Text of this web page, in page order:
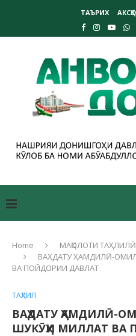
ТАЪРИХ
Home МАҚОЛОТИ
ВАҲДАТУ ҲАМДИЛӢ-
ВА ПОЙДОРИИ ДАВЛАТ
ТАҲЛИЛ
ВАҲДАТУ ҲАМДИЛӢ-
ШУКӮҲИ МИЛЛАТ ВА